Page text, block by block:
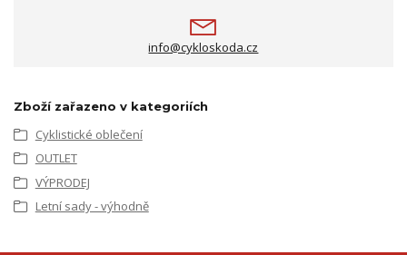
info@cykloskoda.cz
Zboží zařazeno v kategoriích
Cyklistické oblečení
OUTLET
VÝPRODEJ
Letní sady - výhodně